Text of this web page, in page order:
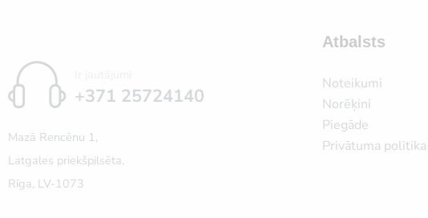
+371 25724140
Mazā Rencēnu 1,
Latgales priekšpilsēta,
Rīga, LV-1073
Atbalsts
Noteikumi
Norēķini
Piegāde
Privātuma politika